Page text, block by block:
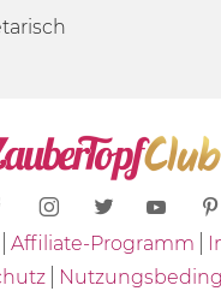
Affiliate-Programm